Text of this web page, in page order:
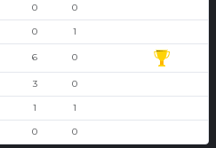
0 0
0 1
6 0
3 0
1 1
0 0